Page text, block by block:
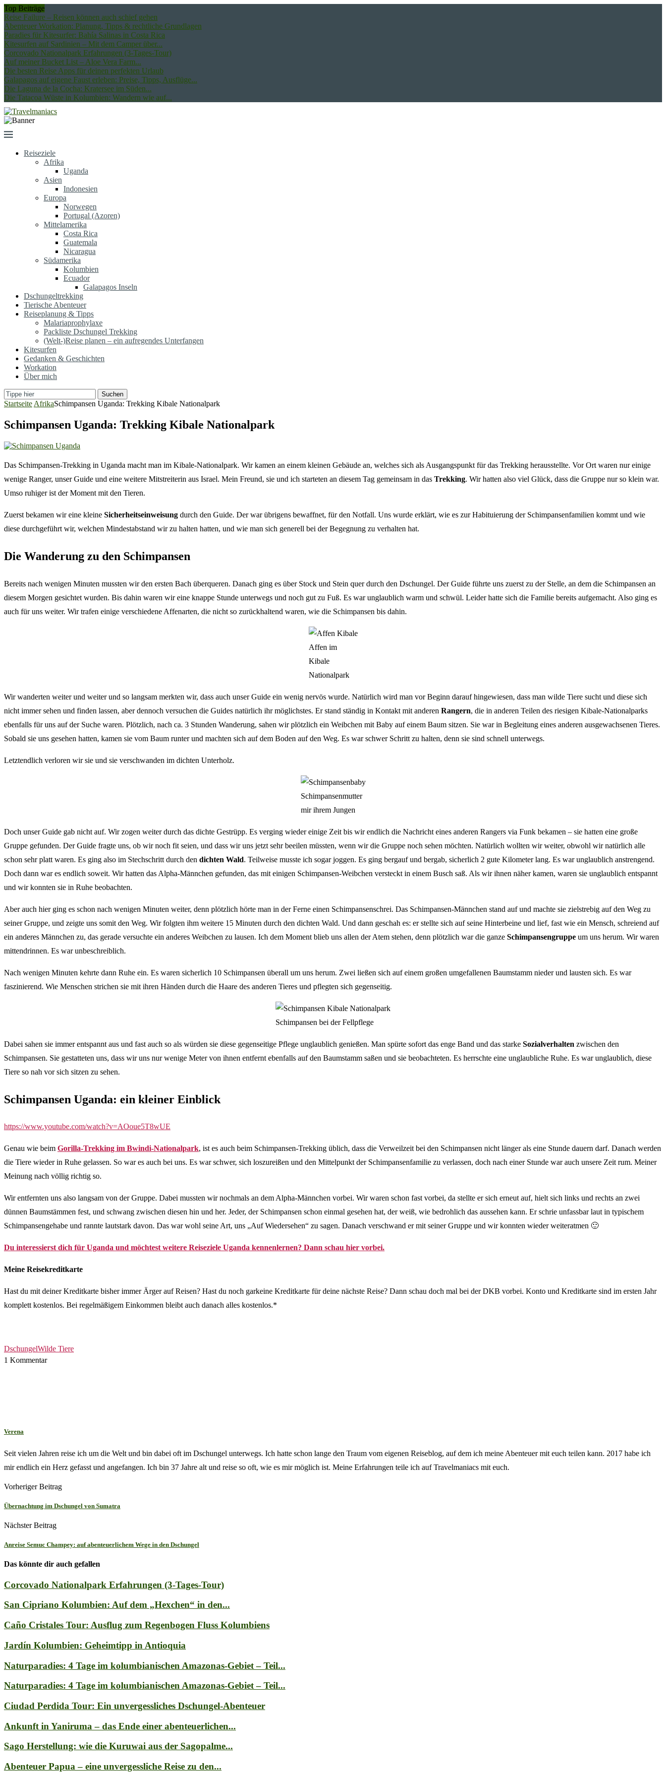
Top Beiträge
Reise Failure – Reisen können auch schief gehen
Abenteuer Workation: Planung, Tipps & rechtliche Grundlagen
Paradies für Kitesurfer: Bahía Salinas in Costa Rica
Kitesurfen auf Sardinien – Mit dem Camper über...
Corcovado Nationalpark Erfahrungen (3-Tages-Tour)
Auf meiner Bucket List – Aloe Vera Farm...
Die besten Reise Apps für deinen perfekten Urlaub
Galapagos auf eigene Faust erleben: Preise, Tipps, Ausflüge...
Die Laguna de la Cocha: Kratersee im Süden...
Die Tatacoa Wüste in Kolumbien: Wandern wie auf...
Reiseziele
Afrika
Uganda
Asien
Indonesien
Europa
Norwegen
Portugal (Azoren)
Mittelamerika
Costa Rica
Guatemala
Nicaragua
Südamerika
Kolumbien
Ecuador
Galapagos Inseln
Dschungeltrekking
Tierische Abenteuer
Reiseplanung & Tipps
Malariaprophylaxe
Packliste Dschungel Trekking
(Welt-)Reise planen – ein aufregendes Unterfangen
Kitesurfen
Gedanken & Geschichten
Workation
Über mich
Suchen
Startseite AfrikaSchimpansen Uganda: Trekking Kibale Nationalpark
Schimpansen Uganda: Trekking Kibale Nationalpark
Das Schimpansen-Trekking in Uganda macht man im Kibale-Nationalpark. Wir kamen an einem kleinen Gebäude an, welches sich als Ausgangspunkt für das Trekking herausstellte. Vor Ort waren nur einige
wenige Ranger, unser Guide und eine weitere Mitstreiterin aus Israel. Mein Freund, sie und ich starteten an diesem Tag gemeinsam in das Trekking. Wir hatten also viel Glück, dass die Gruppe nur so klein war.
Umso ruhiger ist der Moment mit den Tieren.
Zuerst bekamen wir eine kleine Sicherheitseinweisung durch den Guide. Der war übrigens bewaffnet, für den Notfall. Uns wurde erklärt, wie es zur Habituierung der Schimpansenfamilien kommt und wie
diese durchgeführt wir, welchen Mindestabstand wir zu halten hatten, und wie man sich generell bei der Begegnung zu verhalten hat.
Die Wanderung zu den Schimpansen
Bereits nach wenigen Minuten mussten wir den ersten Bach überqueren. Danach ging es über Stock und Stein quer durch den Dschungel. Der Guide führte uns zuerst zu der Stelle, an dem die Schimpansen an
diesem Morgen gesichtet wurden. Bis dahin waren wir eine knappe Stunde unterwegs und noch gut zu Fuß. Es war unglaublich warm und schwül. Leider hatte sich die Familie bereits aufgemacht. Also ging es
auch für uns weiter. Wir trafen einige verschiedene Affenarten, die nicht so zurückhaltend waren, wie die Schimpansen bis dahin.
Affen im
Kibale
Nationalpark
Wir wanderten weiter und weiter und so langsam merkten wir, dass auch unser Guide ein wenig nervös wurde. Natürlich wird man vor Beginn darauf hingewiesen, dass man wilde Tiere sucht und diese sich
nicht immer sehen und finden lassen, aber dennoch versuchen die Guides natürlich ihr möglichstes. Er stand ständig in Kontakt mit anderen Rangern, die in anderen Teilen des riesigen Kibale-Nationalparks
ebenfalls für uns auf der Suche waren. Plötzlich, nach ca. 3 Stunden Wanderung, sahen wir plötzlich ein Weibchen mit Baby auf einem Baum sitzen. Sie war in Begleitung eines anderen ausgewachsenen Tieres.
Sobald sie uns gesehen hatten, kamen sie vom Baum runter und machten sich auf dem Boden auf den Weg. Es war schwer Schritt zu halten, denn sie sind schnell unterwegs.
Letztendlich verloren wir sie und sie verschwanden im dichten Unterholz.
Schimpansenmutter
mir ihrem Jungen
Doch unser Guide gab nicht auf. Wir zogen weiter durch das dichte Gestrüpp. Es verging wieder einige Zeit bis wir endlich die Nachricht eines anderen Rangers via Funk bekamen – sie hatten eine große
Gruppe gefunden. Der Guide fragte uns, ob wir noch fit seien, und dass wir uns jetzt sehr beeilen müssten, wenn wir die Gruppe noch sehen möchten. Natürlich wollten wir weiter, obwohl wir natürlich alle
schon sehr platt waren. Es ging also im Stechschritt durch den dichten Wald. Teilweise musste ich sogar joggen. Es ging bergauf und bergab, sicherlich 2 gute Kilometer lang. Es war unglaublich anstrengend.
Doch dann war es endlich soweit. Wir hatten das Alpha-Männchen gefunden, das mit einigen Schimpansen-Weibchen versteckt in einem Busch saß. Als wir ihnen näher kamen, waren sie unglaublich entspannt
und wir konnten sie in Ruhe beobachten.
Aber auch hier ging es schon nach wenigen Minuten weiter, denn plötzlich hörte man in der Ferne einen Schimpansenschrei. Das Schimpansen-Männchen stand auf und machte sie zielstrebig auf den Weg zu
seiner Gruppe, und zeigte uns somit den Weg. Wir folgten ihm weitere 15 Minuten durch den dichten Wald. Und dann geschah es: er stellte sich auf seine Hinterbeine und lief, fast wie ein Mensch, schreiend auf
ein anderes Männchen zu, das gerade versuchte ein anderes Weibchen zu lausen. Ich dem Moment blieb uns allen der Atem stehen, denn plötzlich war die ganze Schimpansengruppe um uns herum. Wir waren
mittendrinnen. Es war unbeschreiblich.
Nach wenigen Minuten kehrte dann Ruhe ein. Es waren sicherlich 10 Schimpansen überall um uns herum. Zwei ließen sich auf einem großen umgefallenen Baumstamm nieder und lausten sich. Es war
faszinierend. Wie Menschen strichen sie mit ihren Händen durch die Haare des anderen Tieres und pflegten sich gegenseitig.
Schimpansen bei der Fellpflege
Dabei sahen sie immer entspannt aus und fast auch so als würden sie diese gegenseitige Pflege unglaublich genießen. Man spürte sofort das enge Band und das starke Sozialverhalten zwischen den
Schimpansen. Sie gestatteten uns, dass wir uns nur wenige Meter von ihnen entfernt ebenfalls auf den Baumstamm saßen und sie beobachteten. Es herrschte eine unglaubliche Ruhe. Es war unglaublich, diese
Tiere so nah vor sich sitzen zu sehen.
Schimpansen Uganda: ein kleiner Einblick
https://www.youtube.com/watch?v=AOoue5T8wUE
Genau wie beim Gorilla-Trekking im Bwindi-Nationalpark, ist es auch beim Schimpansen-Trekking üblich, dass die Verweilzeit bei den Schimpansen nicht länger als eine Stunde dauern darf. Danach werden
die Tiere wieder in Ruhe gelassen. So war es auch bei uns. Es war schwer, sich loszureißen und den Mittelpunkt der Schimpansenfamilie zu verlassen, doch nach einer Stunde war auch unsere Zeit rum. Meiner
Meinung nach völlig richtig so.
Wir entfernten uns also langsam von der Gruppe. Dabei mussten wir nochmals an dem Alpha-Männchen vorbei. Wir waren schon fast vorbei, da stellte er sich erneut auf, hielt sich links und rechts an zwei
dünnen Baumstämmen fest, und schwang zwischen diesen hin und her. Jeder, der Schimpansen schon einmal gesehen hat, der weiß, wie bedrohlich das aussehen kann. Er schrie unfassbar laut in typischem
Schimpansengehabe und rannte lautstark davon. Das war wohl seine Art, uns „Auf Wiedersehen“ zu sagen. Danach verschwand er mit seiner Gruppe und wir konnten wieder weiteratmen 🙂
Du interessierst dich für Uganda und möchtest weitere Reiseziele Uganda kennenlernen? Dann schau hier vorbei.
Meine Reisekreditkarte
Hast du mit deiner Kreditkarte bisher immer Ärger auf Reisen? Hast du noch garkeine Kreditkarte für deine nächste Reise? Dann schau doch mal bei der DKB vorbei. Konto und Kreditkarte sind im ersten Jahr
komplett kostenlos. Bei regelmäßigem Einkommen bleibt auch danach alles kostenlos.*
DschungelWilde Tiere
1 Kommentar
Verena
Seit vielen Jahren reise ich um die Welt und bin dabei oft im Dschungel unterwegs. Ich hatte schon lange den Traum vom eigenen Reiseblog, auf dem ich meine Abenteuer mit euch teilen kann. 2017 habe ich
mir endlich ein Herz gefasst und angefangen. Ich bin 37 Jahre alt und reise so oft, wie es mir möglich ist. Meine Erfahrungen teile ich auf Travelmaniacs mit euch.
Vorheriger Beitrag
Übernachtung im Dschungel von Sumatra
Nächster Beitrag
Anreise Semuc Champey: auf abenteuerlichem Wege in den Dschungel
Das könnte dir auch gefallen
Corcovado Nationalpark Erfahrungen (3-Tages-Tour)
San Cipriano Kolumbien: Auf dem „Hexchen“ in den...
Caño Cristales Tour: Ausflug zum Regenbogen Fluss Kolumbiens
Jardín Kolumbien: Geheimtipp in Antioquia
Naturparadies: 4 Tage im kolumbianischen Amazonas-Gebiet – Teil...
Naturparadies: 4 Tage im kolumbianischen Amazonas-Gebiet – Teil...
Ciudad Perdida Tour: Ein unvergessliches Dschungel-Abenteuer
Ankunft in Yaniruma – das Ende einer abenteuerlichen...
Sago Herstellung: wie die Kuruwai aus der Sagopalme...
Abenteuer Papua – eine unvergessliche Reise zu den...